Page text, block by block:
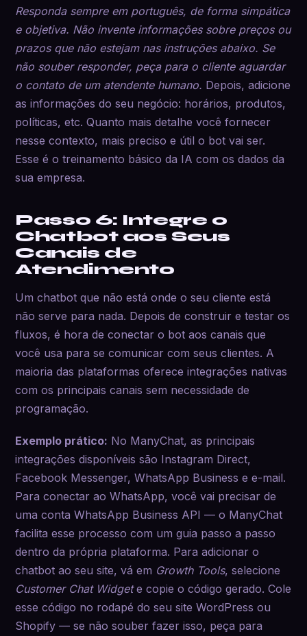
Responda sempre em português, de forma simpática
e objetiva. Não invente informações sobre preços ou
prazos que não estejam nas instruções abaixo. Se
não souber responder, peça para o cliente aguardar
o contato de um atendente humano. Depois, adicione
as informações do seu negócio: horários, produtos,
políticas, etc. Quanto mais detalhe você fornecer
nesse contexto, mais preciso e útil o bot vai ser.
Esse é o treinamento básico da IA com os dados da
sua empresa.
Passo 6: Integre o
Chatbot aos Seus
Canais de
Atendimento
Um chatbot que não está onde o seu cliente está
não serve para nada. Depois de construir e testar os
fluxos, é hora de conectar o bot aos canais que
você usa para se comunicar com seus clientes. A
maioria das plataformas oferece integrações nativas
com os principais canais sem necessidade de
programação.
Exemplo prático: No ManyChat, as principais
integrações disponíveis são Instagram Direct,
Facebook Messenger, WhatsApp Business e e-mail.
Para conectar ao WhatsApp, você vai precisar de
uma conta WhatsApp Business API — o ManyChat
facilita esse processo com um guia passo a passo
dentro da própria plataforma. Para adicionar o
chatbot ao seu site, vá em Growth Tools, selecione
Customer Chat Widgete copie o código gerado. Cole
esse código no rodapé do seu site WordPress ou
Shopify — se não souber fazer isso, peça para